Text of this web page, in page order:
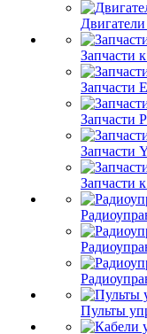
Запчасти
Запчасти
Запчасти
Запчасти
Запчасти
Пульты